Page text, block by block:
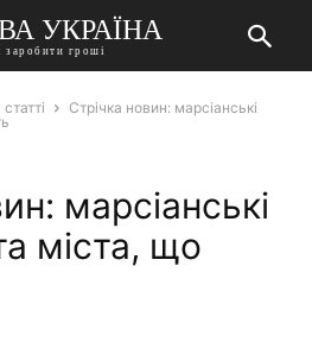
УКРАЇНА
заробити гроші
Стрічка новин: марсіанські
марсіанські
міста, що